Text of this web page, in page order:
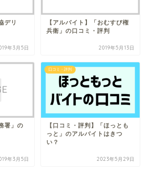
デリ
年3月5日
【アルバイト】「おむすび権
兵衛」の口コミ・評判
2019年5月13日
署」の
年3月5日
口コミ・評判
【口コミ・評判】「ほっとも
っと」のアルバイトはきつ
い？
2023年5月29日